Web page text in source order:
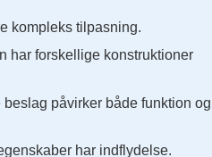
kompleks tilpasning.
har forskellige konstruktioner
påvirker både funktion og
har indflydelse.